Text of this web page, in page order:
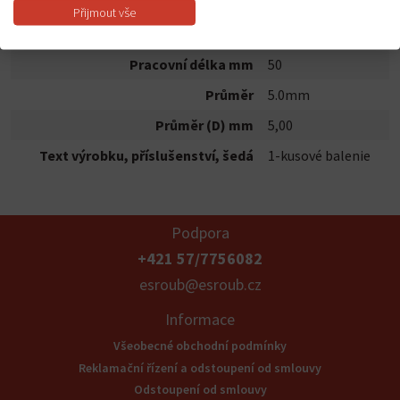
Hmotnost
Pracovní délka mm
50
Průměr
5.0mm
Průměr (D) mm
5,00
Text výrobku, příslušenství, šedá
1-kusové balenie
Podpora
+421 57/7756082
esroub@esroub.cz
Informace
Všeobecné obchodní podmínky
Reklamační řízení a odstoupení od smlouvy
Odstoupení od smlouvy
Přijmout vše